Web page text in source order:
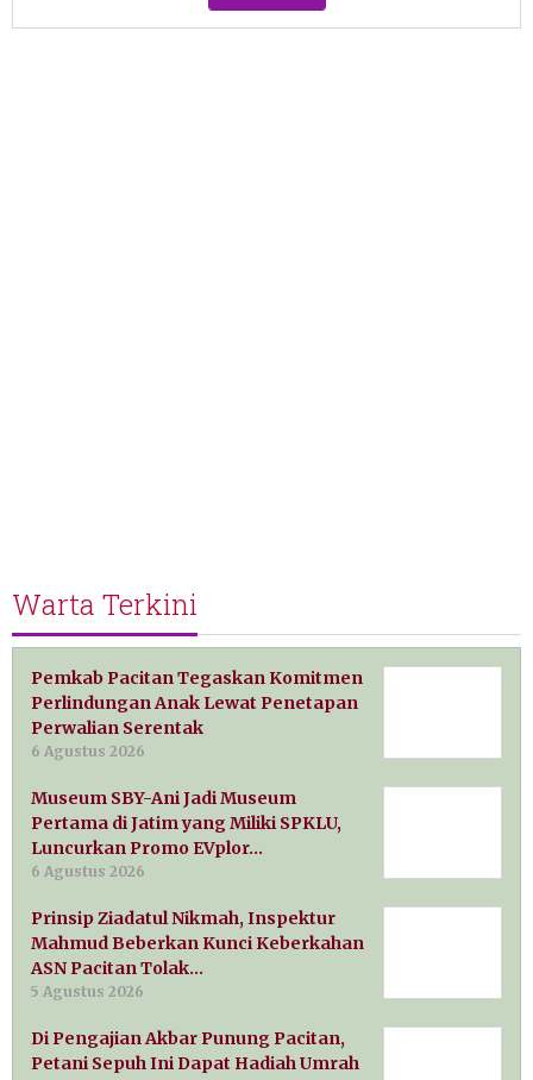
Warta Terkini
Pemkab Pacitan Tegaskan Komitmen
Perlindungan Anak Lewat Penetapan
Perwalian Serentak
6 Agustus 2026
Museum SBY-Ani Jadi Museum
Pertama di Jatim yang Miliki SPKLU,
Luncurkan Promo EVplor…
6 Agustus 2026
Prinsip Ziadatul Nikmah, Inspektur
Mahmud Beberkan Kunci Keberkahan
ASN Pacitan Tolak…
5 Agustus 2026
Di Pengajian Akbar Punung Pacitan,
Petani Sepuh Ini Dapat Hadiah Umrah